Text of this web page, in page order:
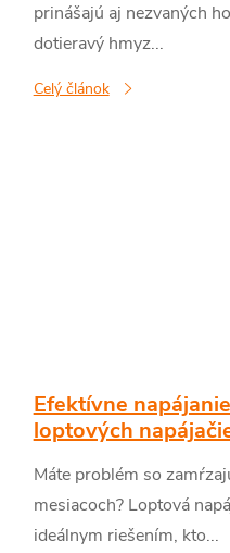
prinášajú aj nezvaných
dotieravý hmyz...
Celý článok
Efektívne
loptových
Máte problém so
mesiacoch? Loptová
ideálnym riešením, kto...